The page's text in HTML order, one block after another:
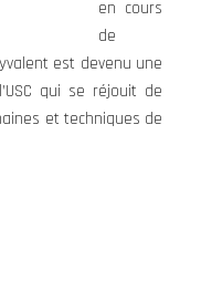
en cours
de
est devenu une
qui se réjouit de
et techniques de